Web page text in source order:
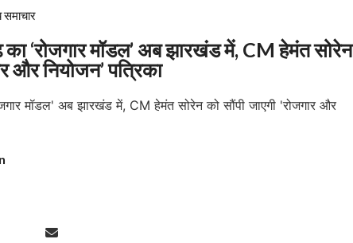
‘रोजगार मॉडल’ अब झारखंड में, CM हेमंत सोरेन
और नियोजन’ पत्रिका